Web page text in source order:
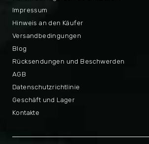
Rücksendungen und Beschwerden
Impressum
AGB
Hinweis an den Käufer
Datenschutzrichtlinie
Versandbedingungen
Geschäft und Lager
Blog
Kontakte